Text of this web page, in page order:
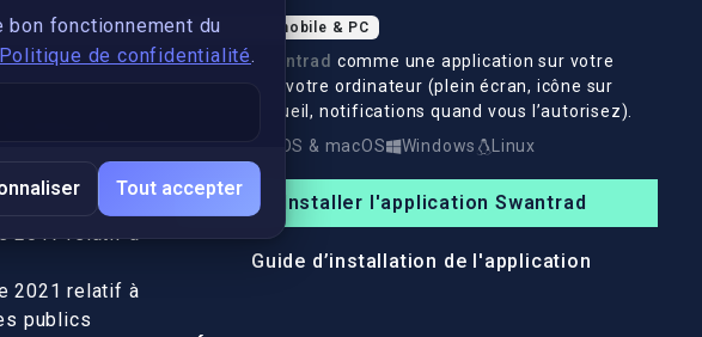
fonctionnement du
Politique de confidentialité.
Tout accepter
entre les
2017 relatif à
2021 relatif à
publics
Application mobile & PC
InstallezSwantrad comme une application sur votre
téléphone et votre ordinateur (plein écran, icône sur
l’écran d’accueil, notifications quand vous l’autorisez).
iOS & macOS Windows Linux
Installer l'application Swantrad
Guide d’installation de l'application